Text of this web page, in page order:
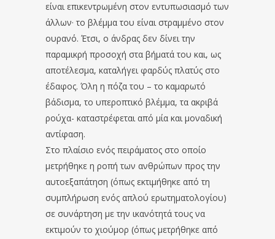
είναι επικεντρωμένη στον εντυπωσιασμό των
άλλων· το βλέμμα του είναι στραμμένο στον
ουρανό. Έτσι, ο άνδρας δεν δίνει την
παραμικρή προσοχή στα βήματά του και, ως
αποτέλεσμα, καταλήγει φαρδύς πλατύς στο
έδαφος. Όλη η πόζα του – το καμαρωτό
βάδισμα, το υπεροπτικό βλέμμα, τα ακριβά
ρούχα- καταστρέφεται από μία και μοναδική
αντίφαση.
Στο πλαίσιο ενός πειράματος στο οποίο
μετρήθηκε η ροπή των ανθρώπων προς την
αυτοεξαπάτηση (όπως εκτιμήθηκε από τη
συμπλήρωση ενός απλού ερωτηματολογίου)
σε συνάρτηση με την ικανότητά τους να
εκτιμούν το χιούμορ (όπως μετρήθηκε από